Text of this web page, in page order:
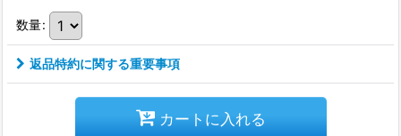
数量:
返品特約に関する重要事項
カートに入れる